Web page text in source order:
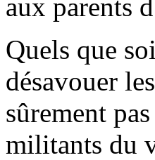
aux parents
Quels que
désavouer
sûrement
militants du